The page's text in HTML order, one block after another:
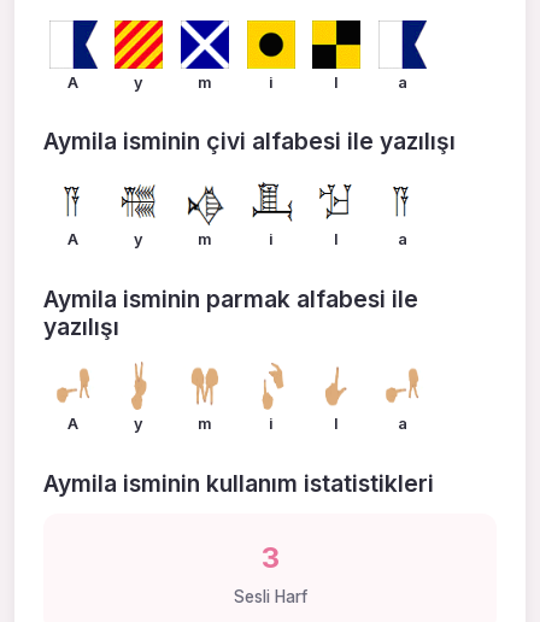
A y m i l a
Aymila isminin çivi alfabesi ile yazılışı
A y m i l a
Aymila isminin parmak alfabesi ile
yazılışı
A y m i l a
Aymila isminin kullanım istatistikleri
3
Sesli Harf